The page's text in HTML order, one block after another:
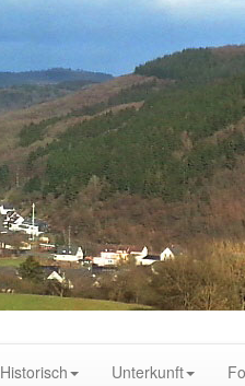
Historisch Unterkunft